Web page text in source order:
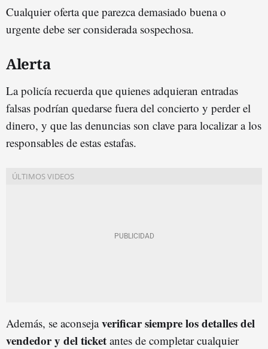
Cualquier oferta que parezca demasiado buena o
urgente debe ser considerada sospechosa.
Alerta
La policía recuerda que quienes adquieran entradas
falsas podrían quedarse fuera del concierto y perder el
dinero, y que las denuncias son clave para localizar a los
responsables de estas estafas.
Además, se aconsejaverificar siempre los detalles del
vendedor y del ticket antes de completar cualquier